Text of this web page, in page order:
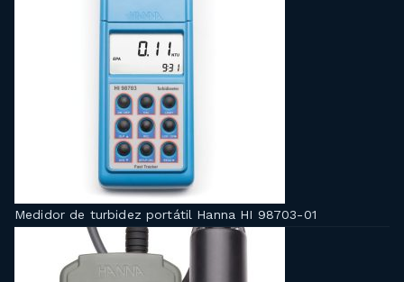
Medidor de turbidez portátil Hanna HI 98703-01